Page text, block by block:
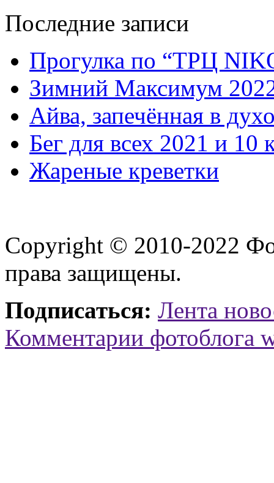
Последние записи
Прогулка по “ТРЦ
Зимний Максимум
Айва, запечённая в
Бег для всех 2021 и 10
Жареные креветки
Copyright © 2010-2022
права защищены.
Подписаться: Лента
Комментарии фотоблога